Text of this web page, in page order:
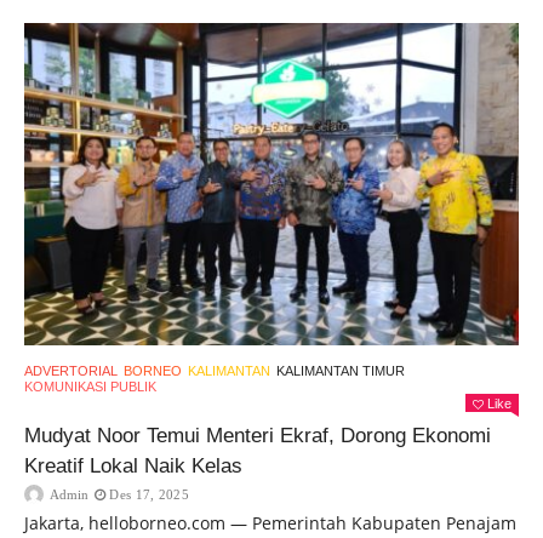
ADVERTORIAL BORNEO KALIMANTAN KALIMANTAN TIMUR
KOMUNIKASI PUBLIK
Like
Mudyat Noor Temui Menteri Ekraf, Dorong Ekonomi
Kreatif Lokal Naik Kelas
Admin Des 17, 2025
Jakarta, helloborneo.com — Pemerintah Kabupaten Penajam